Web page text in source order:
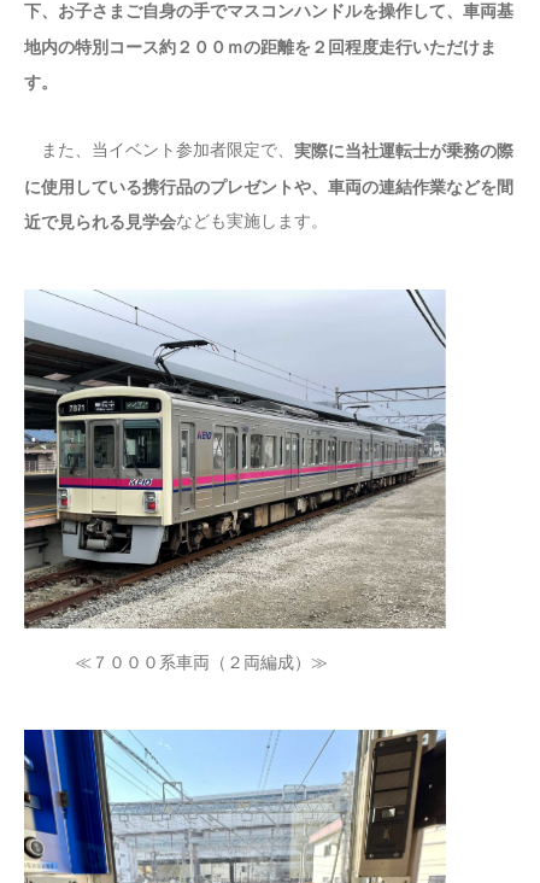
下、お子さまご自身の手でマスコンハンドルを操作して、車両基
地内の特別コース約２００ｍの距離を２回程度走行いただけま
す。
また、当イベント参加者限定で、 実際に当社運転士が乗務の際
に使用している携行品のプレゼントや、車両の連結作業などを間
近で見られる見学会なども実施します。
≪７０００系車両（２両編成）≫